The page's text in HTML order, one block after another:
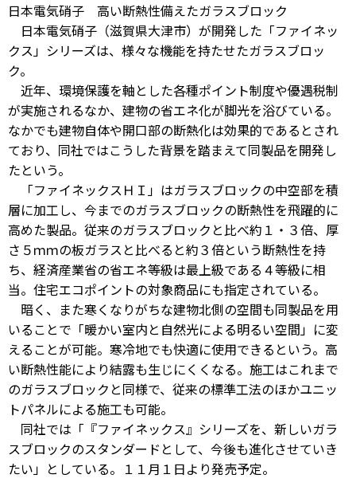
日本電気硝子 高い断熱性備えたガラスブロック
日本電気硝子（滋賀県大津市）が開発した「ファイネッ
クス」シリーズは、様々な機能を持たせたガラスブロッ
ク。
近年、環境保護を軸とした各種ポイント制度や優遇税制
が実施されるなか、建物の省エネ化が脚光を浴びている。
なかでも建物自体や開口部の断熱化は効果的であるとされ
ており、同社ではこうした背景を踏まえて同製品を開発し
たという。
「ファイネックスＨＩ」はガラスブロックの中空部を積
層に加工し、今までのガラスブロックの断熱性を飛躍的に
高めた製品。従来のガラスブロックと比べ約１・３倍、厚
さ５ｍｍの板ガラスと比べると約３倍という断熱性を持
ち、経済産業省の省エネ等級は最上級である４等級に相
当。住宅エコポイントの対象商品にも指定されている。
暗く、また寒くなりがちな建物北側の空間も同製品を用
いることで「暖かい室内と自然光による明るい空間」に変
えることが可能。寒冷地でも快適に使用できるという。高
い断熱性能により結露も生じにくくなる。施工はこれまで
のガラスブロックと同様で、従来の標準工法のほかユニッ
トパネルによる施工も可能。
同社では「『ファイネックス』シリーズを、新しいガラ
スブロックのスタンダードとして、今後も進化させていき
たい」としている。１１月１日より発売予定。